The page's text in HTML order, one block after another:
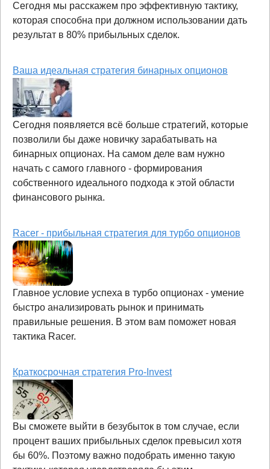
Сегодня мы расскажем про эффективную тактику,
которая способна при должном использовании дать
результат в 80% прибыльных сделок.
Ваша идеальная стратегия бинарных опционов
Сегодня появляется всё больше стратегий, которые
позволили бы даже новичку зарабатывать на
бинарных опционах. На самом деле вам нужно
начать с самого главного - формирования
собственного идеального подхода к этой области
финансового рынка.
Racer - прибыльная стратегия для турбо опционов
Главное условие успеха в турбо опционах - умение
быстро анализировать рынок и принимать
правильные решения. В этом вам поможет новая
тактика Racer.
Краткосрочная стратегия Pro-Invest
Вы сможете выйти в безубыток в том случае, если
процент ваших прибыльных сделок превысил хотя
бы 60%. Поэтому важно подобрать именно такую